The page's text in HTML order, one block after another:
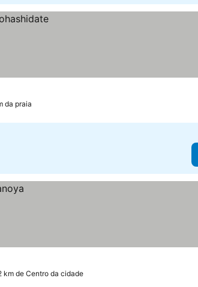
da praia
km de Centro da cidade